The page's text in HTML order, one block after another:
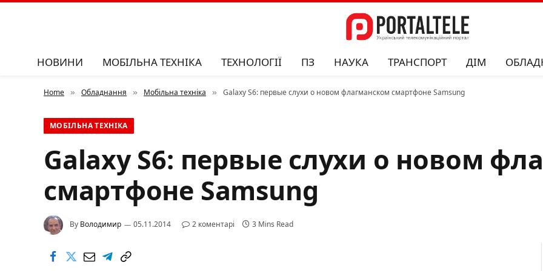
НОВИНИ МОБІЛЬНА ТЕХНІКА ТЕХНОЛОГІЇ ПЗ НАУКА ТРАНСПОРТ ДІМ
Home » Обладнання » Мобільна техніка » Galaxy S6: первые слухи о новом флагманском смартфоне Samsung
МОБІЛЬНА ТЕХНІКА
Galaxy S6: первые слухи о новом
смартфоне Samsung
By Володимир 05.11.2014 2 коментарі 3 Mins Read